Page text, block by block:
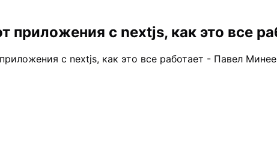
приложения с nextjs, как это все
с nextjs, как это все работает - Павел